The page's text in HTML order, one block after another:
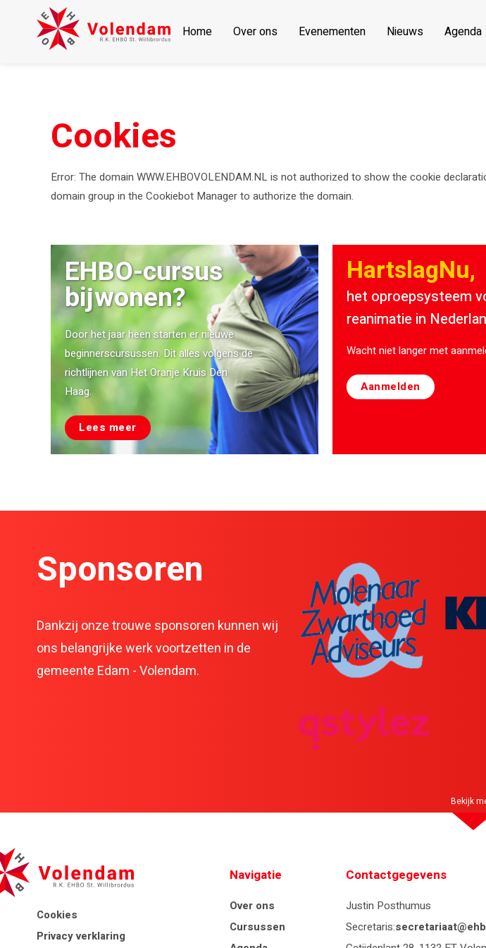
Home Over ons Evenementen Nieuws Agenda
Cookies
Error: The domain WWW.EHBOVOLENDAM.NL is not authorized to show the cookie
domain group in the Cookiebot Manager to authorize the domain.
EHBO-cursus
bijwonen?
Door het jaar heen starten er nieuwe
beginnerscursussen. Dit alles volgens de
richtlijnen van Het Oranje Kruis Den
Haag.
Lees meer
HartslagNu,
het oproepsysteem
reanimatie in
Wacht niet langer met
Aanmelden
Sponsoren
Dankzij onze trouwe sponsoren kunnen wij
ons belangrijke werk voortzetten in de
gemeente Edam - Volendam.
Bekijk
Cookies
Privacy verklaring
Navigatie
Over ons
Cursussen
Contactgegevens
Justin Posthumus
Secretaris: